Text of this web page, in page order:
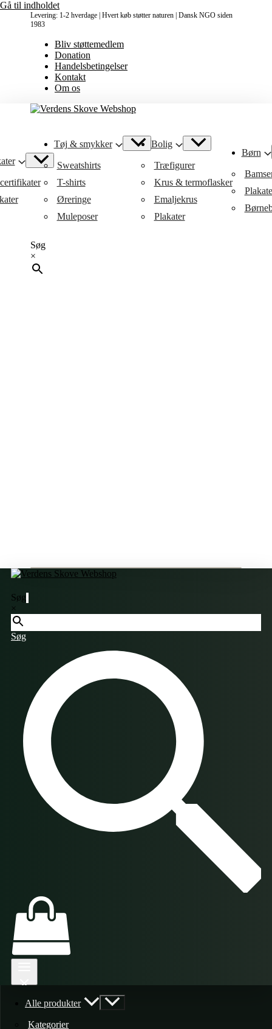
Gå til indholdet
Levering: 1-2 hverdage | Hvert køb støtter naturen | Dansk NGO siden
1983
Bliv støttemedlem
Donation
Handelsbetingelser
Kontakt
Om os
Tøj & smykker
Sweatshirts
T-shirts
Øreringe
Muleposer
Bolig
Træfigurer
Krus & termoflasker
Emaljekrus
Plakater
Børn
Søg
×
Søg
×
Søg
Alle produkter
Kategorier